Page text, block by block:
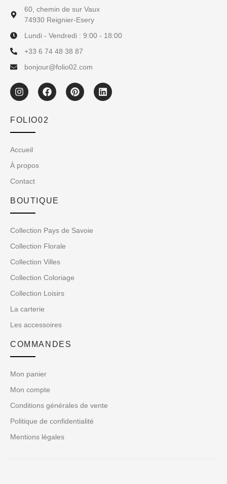
60, chemin de sur Vaux
74930 Reignier-Esery
Lundi - Vendredi : 9:00 - 18:00
+33 6 74 48 38 87
bonjour@folio02.com
FOLIO02
Accueil
À propos
Contact
BOUTIQUE
Collection Pays de Savoie
Collection Florale
Collection Villes
Collection Coloriage
Collection Loisirs
La carterie
Les accessoires
COMMANDES
Mon panier
Mon compte
Conditions générales de vente
Politique de confidentialité
Mentions légales